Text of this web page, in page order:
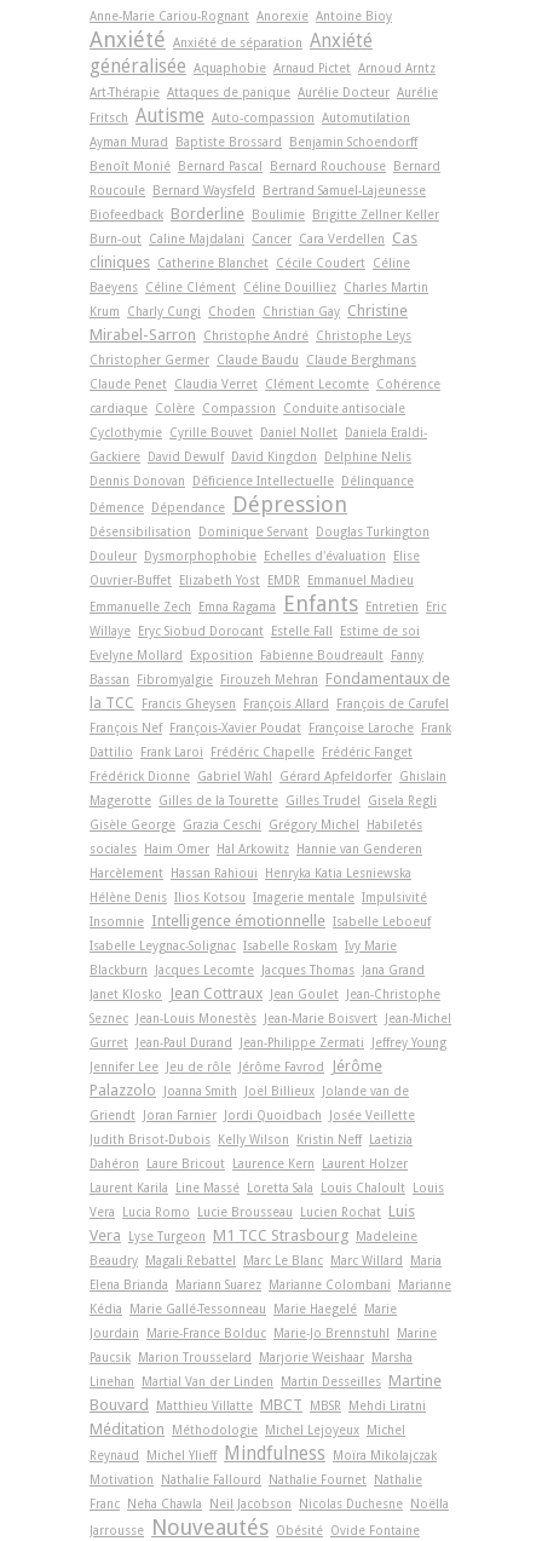
Anne-Marie Cariou-Rognant Anorexie Antoine Bioy
Anxiété Anxiété de séparation Anxiété
généralisée Aquaphobie Arnaud Pictet Arnoud Arntz
Art-Thérapie Attaques de panique Aurélie Docteur Aurélie
Fritsch Autisme Auto-compassion Automutilation
Ayman Murad
Baptiste Brossard
Benjamin Schoendorff
Benoît Monié Bernard Pascal Bernard Rouchouse Bernard
Roucoule Bernard Waysfeld
Bertrand Samuel-Lajeunesse
Biofeedback Borderline Boulimie Brigitte Zellner Keller
Burn-out Caline Majdalani Cancer Cara Verdellen
Cas
cliniques Catherine Blanchet Cécile Coudert Céline
Baeyens Céline Clément Céline Douilliez Charles Martin
Krum
Charly Cungi Choden Christian Gay Christine
Mirabel-Sarron
Christophe André Christophe Leys
Christopher Germer Claude Baudu
Claude Berghmans
Claude Penet Claudia Verret Clément Lecomte Cohérence
cardiaque Colère Compassion
Conduite antisociale
Cyclothymie Cyrille Bouvet Daniel Nollet Daniela Eraldi-
Gackiere David Dewulf David Kingdon
Delphine Nelis
Dennis Donovan
Déficience Intellectuelle Délinquance
Démence Dépendance Dépression
Désensibilisation Dominique Servant Douglas Turkington
Douleur Dysmorphophobie Echelles d'évaluation
Elise
Ouvrier-Buffet Elizabeth Yost EMDR
Emmanuel Madieu
Emmanuelle Zech
Emna Ragama Enfants Entretien
Eric
Willaye Eryc Siobud Dorocant Estelle Fall
Estime de soi
Evelyne Mollard
Exposition Fabienne Boudreault Fanny
Bassan
Fibromyalgie Firouzeh Mehran
Fondamentaux de
la TCC
Francis Gheysen François Allard
François de Carufel
François Nef François-Xavier Poudat Françoise Laroche Frank
Dattilio
Frank Laroi Frédéric Chapelle Frédéric Fanget
Frédérick Dionne Gabriel Wahl Gérard Apfeldorfer Ghislain
Magerotte Gilles de la Tourette Gilles Trudel
Gisela Regli
Gisèle George Grazia Ceschi Grégory Michel
Habiletés
sociales Haim Omer Hal Arkowitz Hannie van Genderen
Harcèlement Hassan Rahioui
Henryka Katia Lesniewska
Hélène Denis Ilios Kotsou Imagerie mentale Impulsivité
Insomnie Intelligence émotionnelle Isabelle Leboeuf
Isabelle Leygnac-Solignac Isabelle Roskam Ivy Marie
Blackburn
Jacques Lecomte Jacques Thomas Jana Grand
Janet Klosko
Jean Cottraux Jean Goulet Jean-Christophe
Seznec Jean-Louis Monestès Jean-Marie Boisvert Jean-Michel
Gurret Jean-Paul Durand Jean-Philippe Zermati
Jeffrey Young
Jennifer Lee Jeu de rôle Jérôme Favrod
Jérôme
Palazzolo
Joanna Smith Joël Billieux Jolande van de
Griendt Joran Farnier Jordi Quoidbach
Josée Veillette
Judith Brisot-Dubois Kelly Wilson Kristin Neff Laetizia
Dahéron
Laure Bricout Laurence Kern
Laurent Holzer
Laurent Karila
Line Massé Loretta Sala Louis Chaloult Louis
Vera
Lucia Romo Lucie Brousseau Lucien Rochat Luis
Vera
Lyse Turgeon M1 TCC Strasbourg Madeleine
Beaudry Magali Rebattel Marc Le Blanc Marc Willard
Maria
Elena Brianda
Mariann Suarez Marianne Colombani
Marianne
Kédia
Marie Gallé-Tessonneau Marie Haegelé Marie
Jourdain
Marie-France Bolduc Marie-Jo Brennstuhl
Marine
Paucsik Marion Trousselard Marjorie Weishaar Marsha
Linehan
Martial Van der Linden Martin Desseilles Martine
Bouvard
Matthieu Villatte MBCT MBSR Mehdi Liratni
Méditation Méthodologie Michel Lejoyeux Michel
Reynaud
Michel Ylieff Mindfulness
Moïra Mikolajczak
Motivation
Nathalie Fallourd Nathalie Fournet Nathalie
Franc Neha Chawla Neil Jacobson Nicolas Duchesne Noëlla
Jarrousse
Nouveautés Obésité Ovide Fontaine